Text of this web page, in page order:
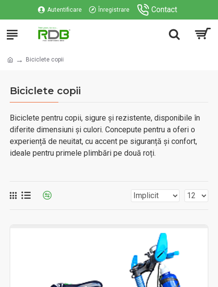
Autentificare Înregistrare Contact
Biciclete copii
Biciclete copii
Biciclete pentru copii, sigure și rezistente, disponibile în
diferite dimensiuni și culori. Concepute pentru a oferi o
experiență de neuitat, cu accent pe siguranță și confort,
ideale pentru primele plimbări pe două roți.